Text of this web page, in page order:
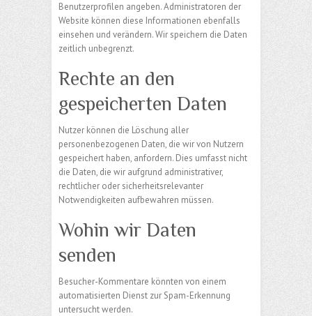
Benutzerprofilen angeben. Administratoren der
Website können diese Informationen ebenfalls
einsehen und verändern. Wir speichern die Daten
zeitlich unbegrenzt.
Rechte an den
gespeicherten Daten
Nutzer können die Löschung aller
personenbezogenen Daten, die wir von Nutzern
gespeichert haben, anfordern. Dies umfasst nicht
die Daten, die wir aufgrund administrativer,
rechtlicher oder sicherheitsrelevanter
Notwendigkeiten aufbewahren müssen.
Wohin wir Daten
senden
Besucher-Kommentare könnten von einem
automatisierten Dienst zur Spam-Erkennung
untersucht werden.